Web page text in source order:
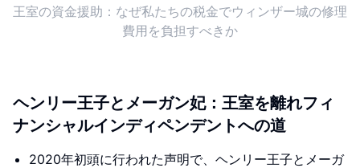
王室の資金援助：なぜ私たちの税金でウィンザー城の修理
費用を負担すべきか
ヘンリー王子とメーガン妃：王室を離れフィ
ナンシャルインディペンデントへの道
2020年初頭に行われた声明で、ヘンリー王子とメーガ